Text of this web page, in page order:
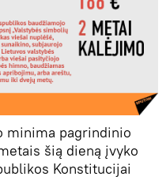
minima pagrindinio
šią dieną įvyko
Konstitucijai